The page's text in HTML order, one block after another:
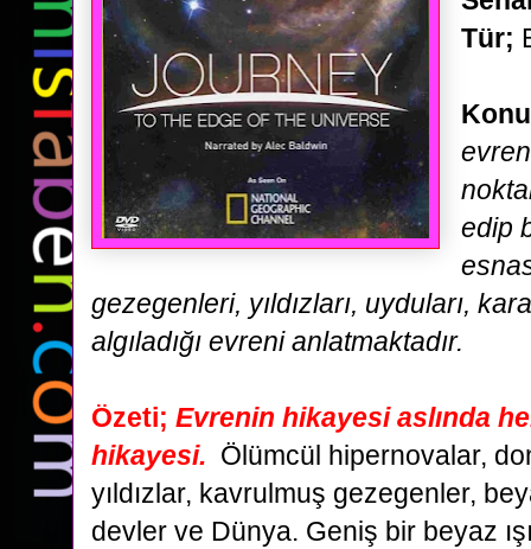
Tür;
edip
gezegenleri, yıldızları, uyduları,
algıladığı evreni anlatmaktadır.
Özeti; Evrenin hikayesi aslında
hikayesi. Ölümcül hipernovalar,
yıldızlar, kavrulmuş gezegenler,
devler ve Dünya. Geniş bir beyaz